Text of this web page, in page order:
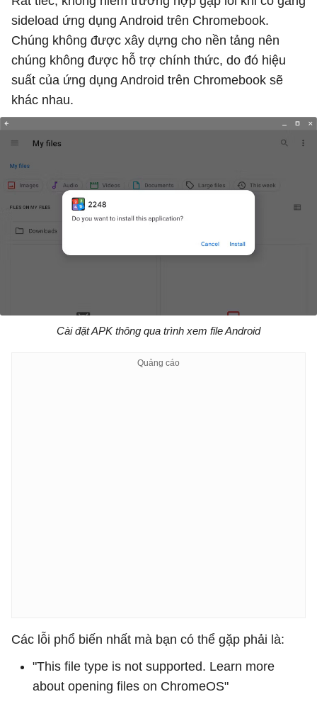
sideload ứng dụng Android trên Chromebook.
Chúng không được xây dựng cho nền tảng nên
chúng không được hỗ trợ chính thức, do đó hiệu
suất của ứng dụng Android trên Chromebook sẽ
khác nhau.
Cài đặt APK thông qua trình xem file Android
Các lỗi phổ biến nhất mà bạn có thể gặp phải là:
"This file type is not supported. Learn more
about opening files on ChromeOS"